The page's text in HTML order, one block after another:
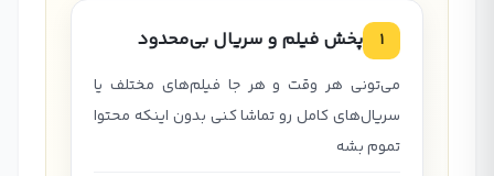
1 پخش فیلم و سریال بی‌محدود
می‌تونی هر وقت و هر جا فیلم‌های مختلف یا
سریال‌های کامل رو تماشا کنی بدون اینکه محتوا
تموم بشه